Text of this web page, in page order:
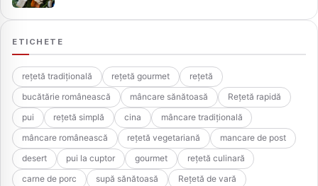
ETICHETE
rețetă tradițională rețetă gourmet
rețetă
bucătărie românească
mâncare sănătoasă
Rețetă rapidă
pui
rețetă simplă cina
mâncare tradițională
mâncare românească
rețetă vegetariană
mancare de post
desert
pui la cuptor gourmet
rețetă culinară
carne de porc
supă sănătoasă Rețetă de vară